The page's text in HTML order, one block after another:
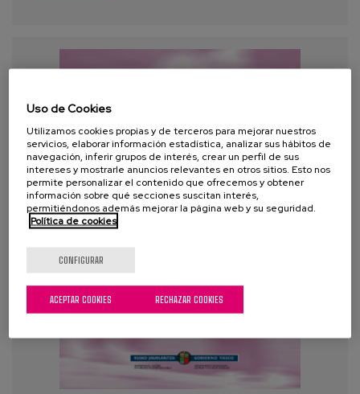
Uso de Cookies
Utilizamos cookies propias y de terceros para mejorar nuestros
servicios, elaborar información estadística, analizar sus hábitos de
navegación, inferir grupos de interés, crear un perfil de sus
intereses y mostrarle anuncios relevantes en otros sitios. Esto nos
permite personalizar el contenido que ofrecemos y obtener
información sobre qué secciones suscitan interés,
permitiéndonos además mejorar la página web y su seguridad.
Política de cookies
CONFIGURAR
RECHAZAR COOKIES
ACEPTAR COOKIES